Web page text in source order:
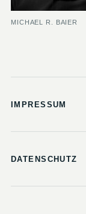
MICHAEL R. BAIER
IMPRESSUM
DATENSCHUTZ